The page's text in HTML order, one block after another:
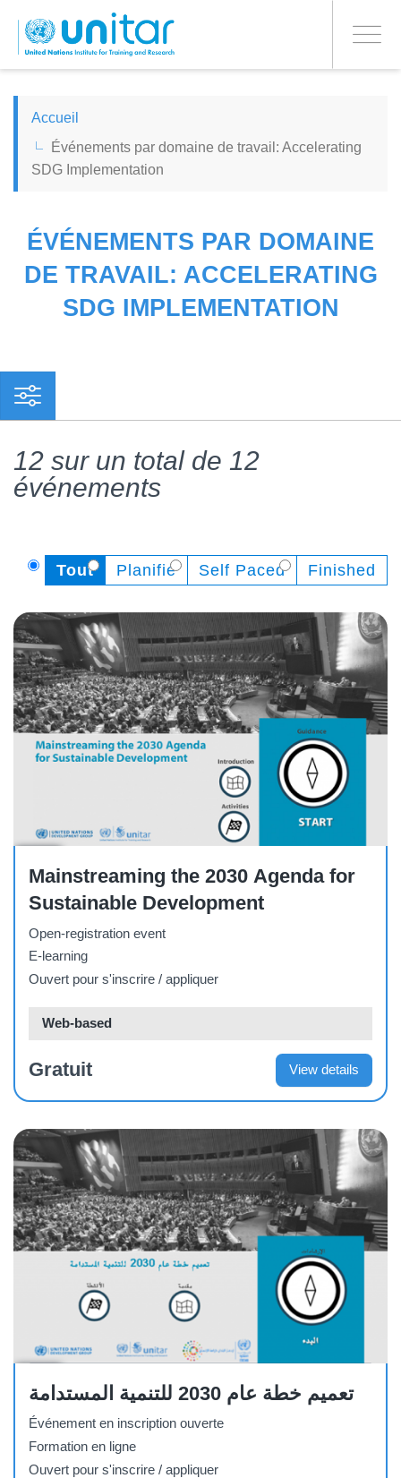
contenu
principal
Toggle
PROCEED WITH CHECKOUT
ESPAÑOL
FRANÇAIS
Accueil
Événements par domaine de travail: Accelerating
SDG Implementation
ÉVÉNEMENTS PAR DOMAINE
DE TRAVAIL: ACCELERATING
SDG IMPLEMENTATION
12 sur un total de 12
événements
Tout Planifié Self Paced Finished
Mainstreaming the 2030 Agenda for
Sustainable Development
Open-registration event
E-learning
Ouvert pour s'inscrire / appliquer
Web-based
Gratuit View details
تعميم خطة عام 2030 للتنمية المستدامة
Événement en inscription ouverte
Formation en ligne
Ouvert pour s'inscrire / appliquer